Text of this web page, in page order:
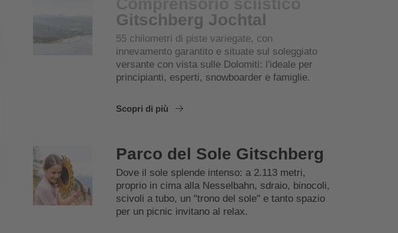
Gitschberg Jochtal
55 chilometri di piste variegate, con
innevamento garantito e situate sul soleggiato
versante con vista sulle Dolomiti: l'ideale per
principianti, esperti, snowboarder e famiglie.
Scopri di più
Parco del Sole Gitschberg
Dove il sole splende intenso: a 2.113 metri,
proprio in cima alla Nesselbahn, sdraio, binocoli,
scivoli a tubo, un "trono del sole" e tanto spazio
per un picnic invitano al relax.